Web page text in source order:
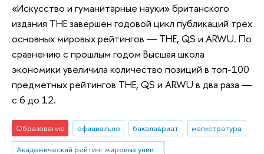
«Искусство и гуманитарные науки» британского
издания THE завершен годовой цикл публикаций трех
основных мировых рейтингов ― THE, QS и ARWU. По
сравнению с прошлым годом Высшая школа
экономики увеличила количество позиций в топ-100
предметных рейтингов ТНЕ, QS и ARWU в два раза ―
с 6 до 12.
Образование официально бакалавриат
магистратура
Академический рейтинг мировых университетов (ARWU)